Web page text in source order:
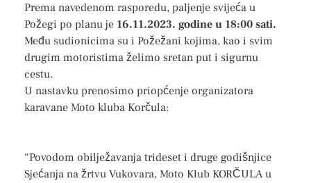
Prema navedenom rasporedu, paljenje svijeća u
Požegi po planu je 16.11.2023. godine u 18:00 sati.
Među sudionicima su i Požežani kojima, kao i svim
drugim motoristima želimo sretan put i sigurnu
cestu.
U nastavku prenosimo priopćenje organizatora
karavane Moto kluba Korčula:
“Povodom obilježavanja trideset i druge godišnjice
Sjećanja na žrtvu Vukovara, Moto Klub KORČULA u